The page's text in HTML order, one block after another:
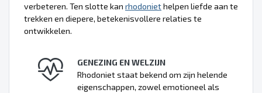
verbeteren. Ten slotte kan rhodoniethelpen liefde aan te
trekken en diepere, betekenisvollere relaties te
ontwikkelen.
GENEZING EN WELZIJN
Rhodoniet staat bekend om zijn helende
eigenschappen, zowel emotioneel als